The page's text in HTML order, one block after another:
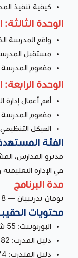
كيفية تنفيذ
الوحدة الثالثة:
واقع المدرسة
مستقبل المدرسة
مفهوم المدرسة
الوحدة
أهم أعمال إدارة
مفهوم المدرسة
الهيكل
الفئة
مديرو المدارس،
في الإدارة التعليمية
مدة البرنامج
يومان تدريبيان — 8 ساعات تدريبية.
محتويات
البوربوينت: 55 شريحة
دليل المدرب: 82 صفحة
دليل المتدرب: 74 صفحة